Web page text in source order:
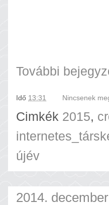
További
Idő 13:31 Nincsenek
Cimkék 2015,
újév
2014.